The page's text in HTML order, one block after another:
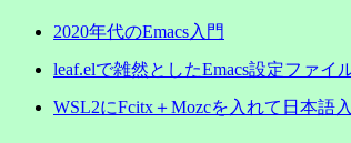
2020年代のEmacs入門
leaf.elで雑然としたEmacs設定ファイ
WSL2にFcitx＋Mozcを入れて日本語